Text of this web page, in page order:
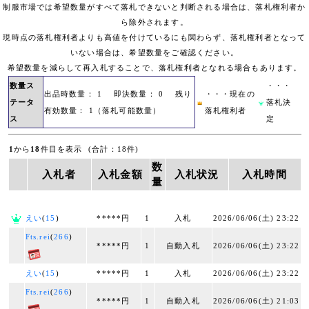
制服市場では希望数量がすべて落札できないと判断される場合は、落札権利者か
ら除外されます。
現時点の落札権利者よりも高値を付けているにも関わらず、落札権利者となって
いない場合は、希望数量をご確認ください。
希望数量を減らして再入札することで、落札権利者となれる場合もあります。
数量ス
テータ
ス
出品時数量： 1 即決数量： 0 残り
有効数量： 1（落札可能数量）
・・・現在の
落札権利者
・・・
落札決
定
1 から 18件目を表示 (合計：18件)
入札者 入札金額
数
量
入札状況 入札時間
えい(15 ) *****円 1 入札 2026/06/06(土) 23:22
Fts.rei(266)
*****円
1 自動入札 2026/06/06(土) 23:22
えい(15 ) *****円 1 入札 2026/06/06(土) 23:22
Fts.rei(266)
*****円
1 自動入札 2026/06/06(土) 21:03